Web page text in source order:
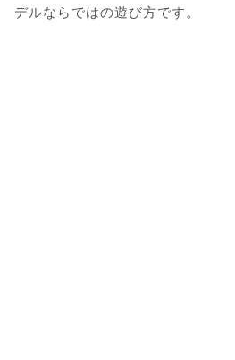
デルならではの遊び方です。